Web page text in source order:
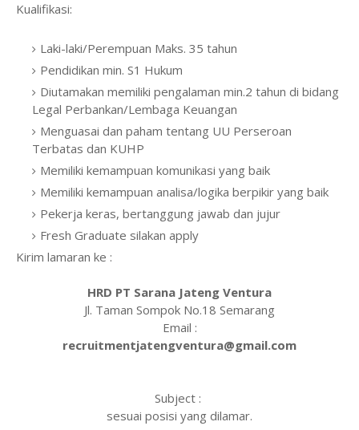
Kualifikasi:
Laki-laki/Perempuan Maks. 35 tahun
Pendidikan min. S1 Hukum
Diutamakan memiliki pengalaman min.2 tahun di bidang
Legal Perbankan/Lembaga Keuangan
Menguasai dan paham tentang UU Perseroan
Terbatas dan KUHP
Memiliki kemampuan komunikasi yang baik
Memiliki kemampuan analisa/logika berpikir yang baik
Pekerja keras, bertanggung jawab dan jujur
Fresh Graduate silakan apply
Kirim lamaran ke :
HRD PT Sarana Jateng Ventura
Jl. Taman Sompok No.18 Semarang
Email :
recruitmentjatengventura@gmail.com
Subject :
sesuai posisi yang dilamar.